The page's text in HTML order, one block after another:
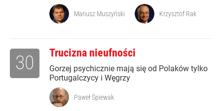
Mariusz Muszyński Krzysztof Rak
Trucizna nieufności
Gorzej psychicznie mają się od Polaków tylko
Portugalczycy i Węgrzy
30
Paweł Śpiewak